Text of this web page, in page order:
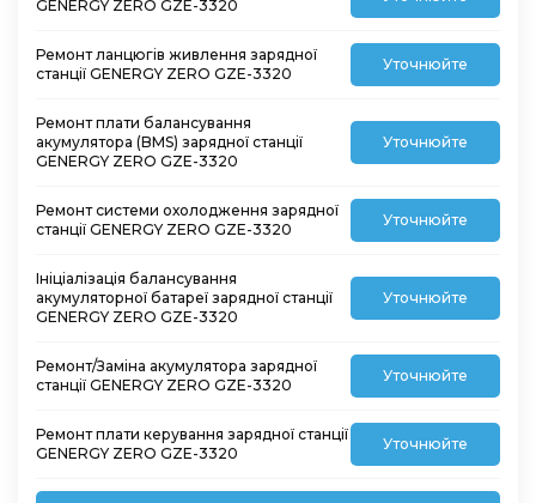
GENERGY ZERO GZE-3320
Ремонт ланцюгів живлення зарядної
станції GENERGY ZERO GZE-3320
Уточнюйте
Ремонт плати балансування
акумулятора (BMS) зарядної станції
GENERGY ZERO GZE-3320
Уточнюйте
Ремонт системи охолодження зарядної
станції GENERGY ZERO GZE-3320
Уточнюйте
Ініціалізація балансування
акумуляторної батареї зарядної станції
GENERGY ZERO GZE-3320
Уточнюйте
Ремонт/Заміна акумулятора зарядної
станції GENERGY ZERO GZE-3320
Уточнюйте
Ремонт плати керування зарядної станції
GENERGY ZERO GZE-3320
Уточнюйте